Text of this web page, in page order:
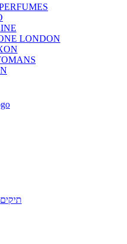
LONDON